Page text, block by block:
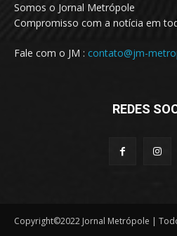
Somos o Jornal Metrópole
Compromisso com a notícia em
Fale com o JM : contato@jm-
REDES
Copyright©2022 Jornal Metrópole |